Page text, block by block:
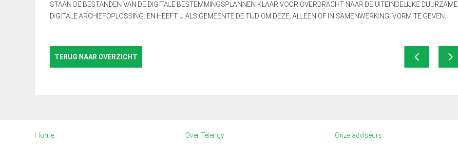
STAAN DE BESTANDEN VAN DE DIGITALE BESTEMMINGSPLANNEN KLAAR VOOR OVERDRACHT NAAR DE UITEINDELIJKE DUURZAME
DIGITALE ARCHIEFOPLOSSING. EN HEEFT U ALS GEMEENTE DE TIJD OM DEZE, ALLEEN OF IN SAMENWERKING, VORM TE GEVEN.
TERUG NAAR OVERZICHT
Home
Over Telengy
Onze adviseurs